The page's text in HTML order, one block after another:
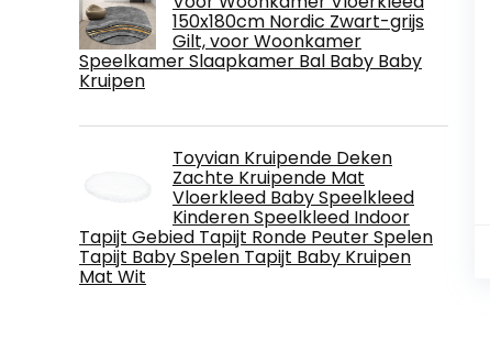
150x180cm Nordic Zwart-grijs
Gilt, voor Woonkamer
Speelkamer Slaapkamer Bal Baby Baby
Kruipen
Toyvian Kruipende Deken
Zachte Kruipende Mat
Vloerkleed Baby Speelkleed
Kinderen Speelkleed Indoor
Tapijt Gebied Tapijt Ronde Peuter Spelen
Tapijt Baby Spelen Tapijt Baby Kruipen
Mat Wit